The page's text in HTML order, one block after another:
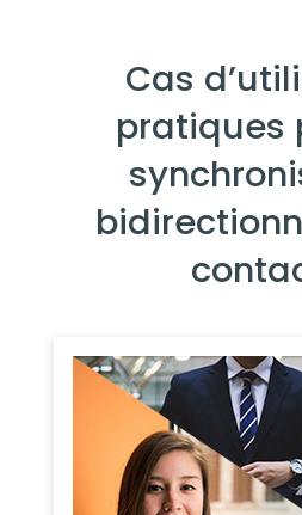
Cas
pratiques